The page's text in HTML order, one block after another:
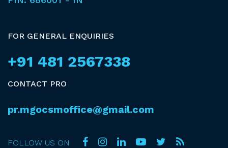
FOR GENERAL ENQUIRIES
+91 481 2567338
CONTACT PRO
pr.mgocsmoffice@gmail.com
FOLLOW US ON